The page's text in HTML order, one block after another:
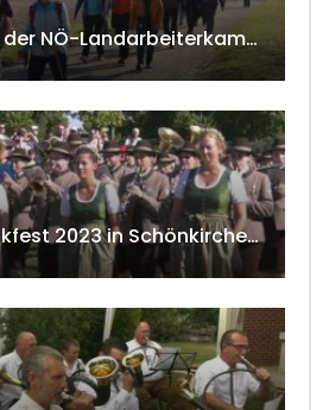
Wandertag der NÖ-Landarbeiterkammer in Hollabrunn 2024
Bezirksmusikfest 2023 in Schönkirchen-Reyersdorf